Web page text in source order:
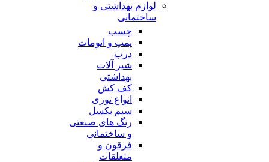
لوازم بهداشتی و
ساختمانی
چسب
پمپ و اتومات
درب
شیر آلات
بهداشتی
کف کش
انواع توری
سیم بکسل
رنگ های صنعتی
و ساختمانی
فرقون و
متعلقات